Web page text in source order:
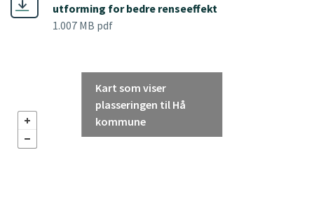
utforming for bedre renseeffekt
1.007 MB pdf
Kart som viser
plasseringen til Hå
kommune